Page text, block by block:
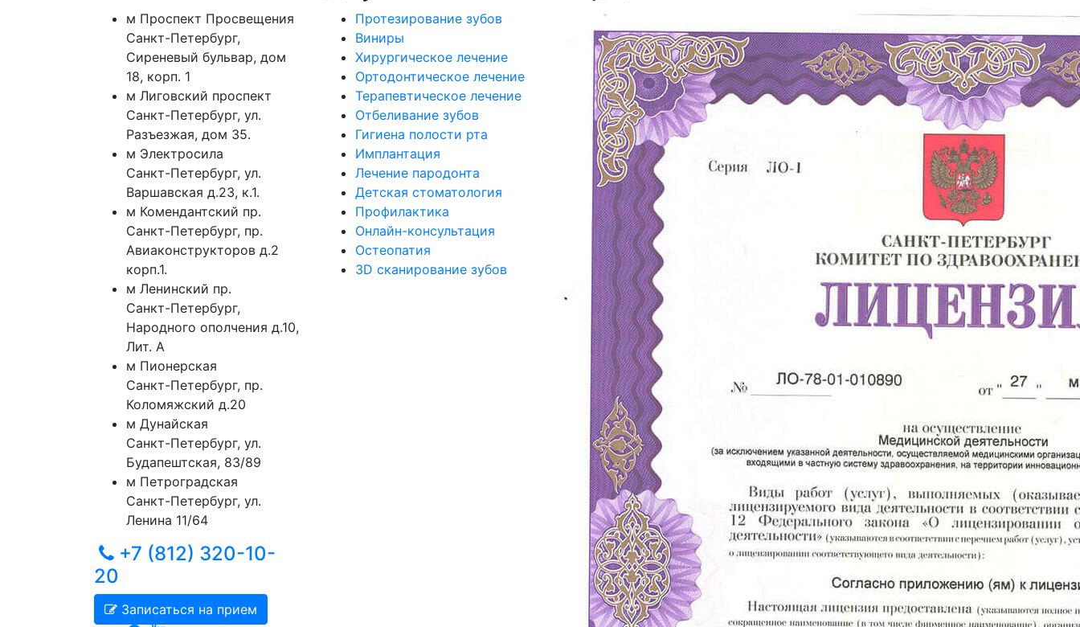
м Проспект Просвещения
Санкт-Петербург,
Сиреневый бульвар, дом
18, корп. 1
м Лиговский проспект
Санкт-Петербург, ул.
Разъезжая, дом 35.
м Электросила
Санкт-Петербург, ул.
Варшавская д.23, к.1.
м Комендантский пр.
Санкт-Петербург, пр.
Авиаконструкторов д.2
корп.1.
м Ленинский пр.
Санкт-Петербург,
Народного ополчения д.10,
Лит. А
м Пионерская
Санкт-Петербург, пр.
Коломяжский д.20
м Дунайская
Санкт-Петербург, ул.
Будапештская, 83/89
м Петроградская
Санкт-Петербург, ул.
Ленина 11/64
+7 (812) 320-10-
20
Записаться на прием
Протезирование зубов
Виниры
Хирургическое лечение
Ортодонтическое лечение
Терапевтическое лечение
Отбеливание зубов
Гигиена полости рта
Имплантация
Лечение пародонта
Детская стоматология
Профилактика
Онлайн-консультация
Остеопатия
3D сканирование зубов